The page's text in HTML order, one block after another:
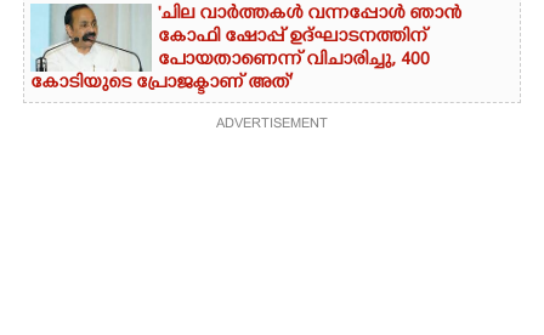
'ചില വാർത്തകൾ വന്നപ്പോൾ ഞാൻ
കോഫി ഷോപ്പ് ഉദ്ഘാടനത്തിന്
പോയതാണെന്ന് വിചാരിച്ചു, 400
കോടിയുടെ പ്രോജക്ടാണ് അത്'
ADVERTISEMENT